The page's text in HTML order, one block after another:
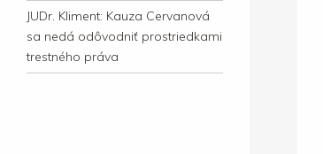
JUDr. Kliment: Kauza Cervanová
sa nedá odôvodniť prostriedkami
trestného práva